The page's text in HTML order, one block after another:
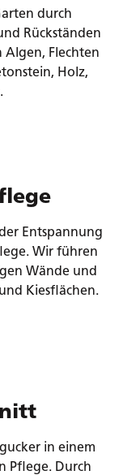
durch
Rückständen
Flechten
Holz,
Entspannung
Wir führen
Wände und
Kiesflächen.
in einem
Pflege. Durch